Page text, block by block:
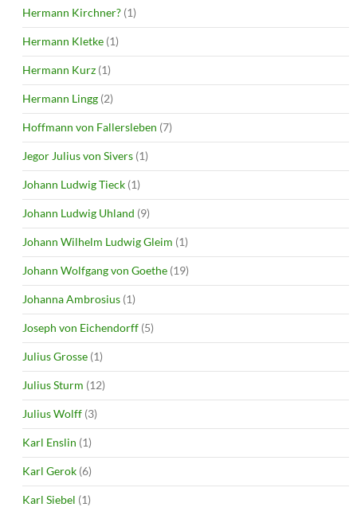
Hermann Kirchner? (1)
Hermann Kletke (1)
Hermann Kurz (1)
Hermann Lingg (2)
Hoffmann von Fallersleben (7)
Jegor Julius von Sivers (1)
Johann Ludwig Tieck (1)
Johann Ludwig Uhland (9)
Johann Wilhelm Ludwig Gleim (1)
Johann Wolfgang von Goethe (19)
Johanna Ambrosius (1)
Joseph von Eichendorff (5)
Julius Grosse (1)
Julius Sturm (12)
Julius Wolff (3)
Karl Enslin (1)
Karl Gerok (6)
Karl Siebel (1)